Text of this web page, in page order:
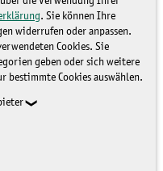
. Sie können Ihre
widerrufen oder anpassen.
Cookies. Sie
geben oder sich weitere
bestimmte Cookies auswählen.